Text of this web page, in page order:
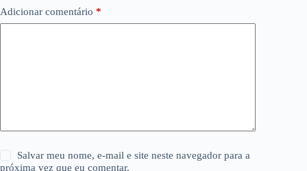
Adicionar comentário *
Salvar meu nome, e-mail e site neste navegador para a
próxima vez que eu comentar.